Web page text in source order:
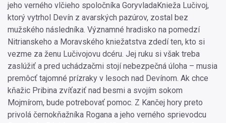
jeho verného vlčieho spoločníka GoryvladaKnieža Lučivoj,
ktorý vytrhol Devín z avarských pazúrov, zostal bez
mužského následníka. Významné hradisko na pomedzí
Nitrianskeho a Moravského kniežatstva zdedí ten, kto si
vezme za ženu Lučivojovu dcéru. Jej ruku si však treba
zaslúžiť a pred uchádzačmi stojí nebezpečná úloha – musia
premôcť tajomné prízraky v lesoch nad Devínom. Ak chce
kňažic Pribina zvíťaziť nad besmi a svojím sokom
Mojmírom, bude potrebovať pomoc. Z Kančej hory preto
privolá černokňažníka Rogana a jeho verného sprievodcu